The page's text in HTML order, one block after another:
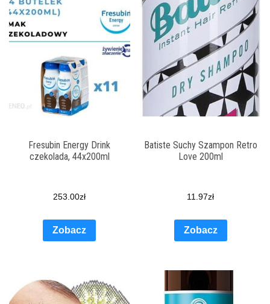
Fresubin Energy Drink
czekolada, 44x200ml
253.00zł
Zobacz
Batiste Suchy Szampon Retro
Love 200ml
11.97zł
Zobacz